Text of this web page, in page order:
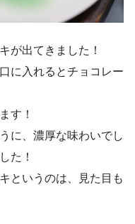
が出てきました！
に入れるとチョコレー
す！
に、濃厚な味わいでし
た！
というのは、見た目も